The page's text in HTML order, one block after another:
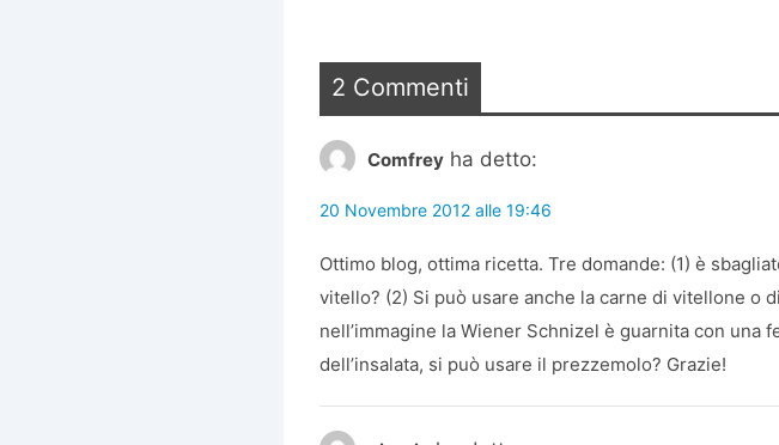
2 Commenti
Comfrey ha detto:
20 Novembre 2012 alle 19:46
Ottimo blog, ottima ricetta. Tre domande: (1) è
vitello? (2) Si può usare anche la carne di vitellone o
nell’immagine la Wiener Schnizel è guarnita con una
dell’insalata, si può usare il prezzemolo? Grazie!